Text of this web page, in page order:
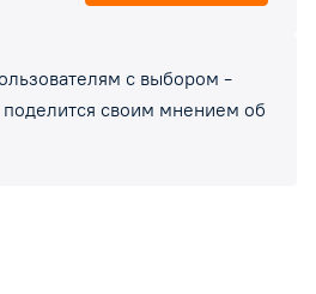
с выбором -
своим мнением об